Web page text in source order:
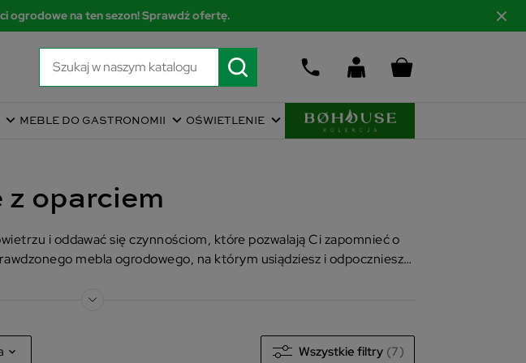
ogrodowe na ten sezon! Sprawdź ofertę.
MEBLE DO GASTRONOMII OŚWIETLENIE
oparciem
i oddawać się czynnościom, które pozwalają Ci zapomnieć o
mebla ogrodowego, na którym usiądziesz i odpoczniesz
Wszystkie filtry (7)